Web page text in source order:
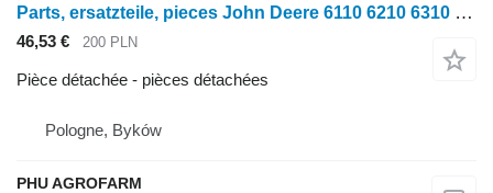
Parts, ersatzteile, pieces John Deere 6110 6210 6310 pièces détachées pour tracteur à roues John Deere 6110 6210 6310
46,53 € 200 PLN
Pièce détachée - pièces détachées
Pologne, Byków
PHU AGROFARM